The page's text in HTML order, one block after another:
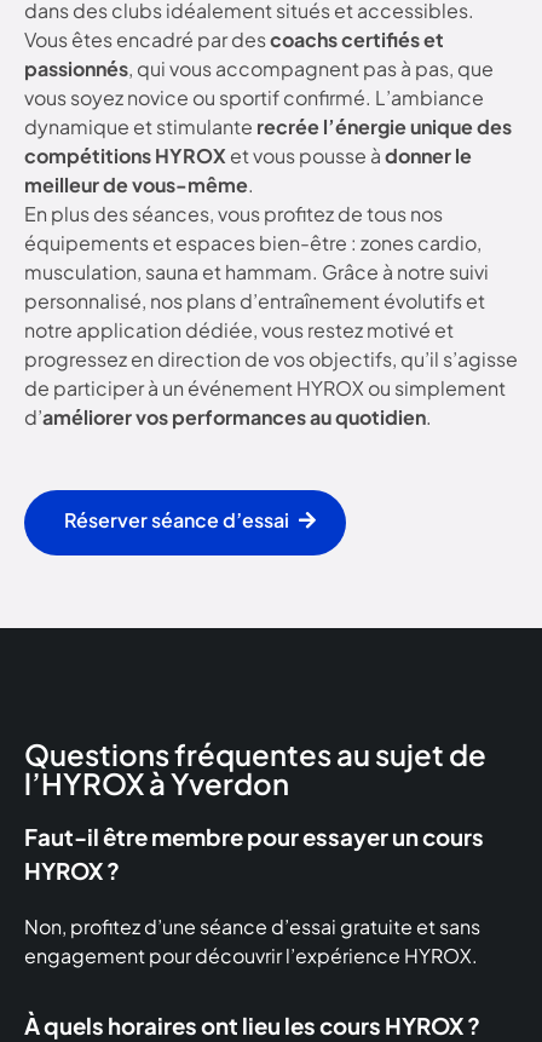
dans des clubs idéalement situés et accessibles.
Vous êtes encadré par descoachs certifiés et
passionnés, qui vous accompagnent pas à pas, que
vous soyez novice ou sportif confirmé. L’ambiance
dynamique et stimulante recrée l’énergie unique des
compétitions HYROX et vous pousse àdonner le
meilleur de vous-même.
En plus des séances, vous profitez de tous nos
équipements et espaces bien-être : zones cardio,
musculation, sauna et hammam. Grâce à notre suivi
personnalisé, nos plans d’entraînement évolutifs et
notre application dédiée, vous restez motivé et
progressez en direction de vos objectifs, qu’il s’agisse
de participer à un événement HYROX ou simplement
d’améliorer vos performances au quotidien.
Réserver séance d’essai
Questions fréquentes au sujet de
l’HYROX à Yverdon
Faut-il être membre pour essayer un cours
HYROX ?
Non, profitez d’une séance d’essai gratuite et sans
engagement pour découvrir l’expérience HYROX.
À quels horaires ont lieu les cours HYROX ?